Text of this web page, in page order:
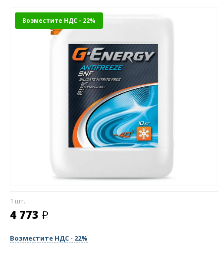
Возместите НДС - 22%
1 шт.
4 773
Возместите НДС - 22%